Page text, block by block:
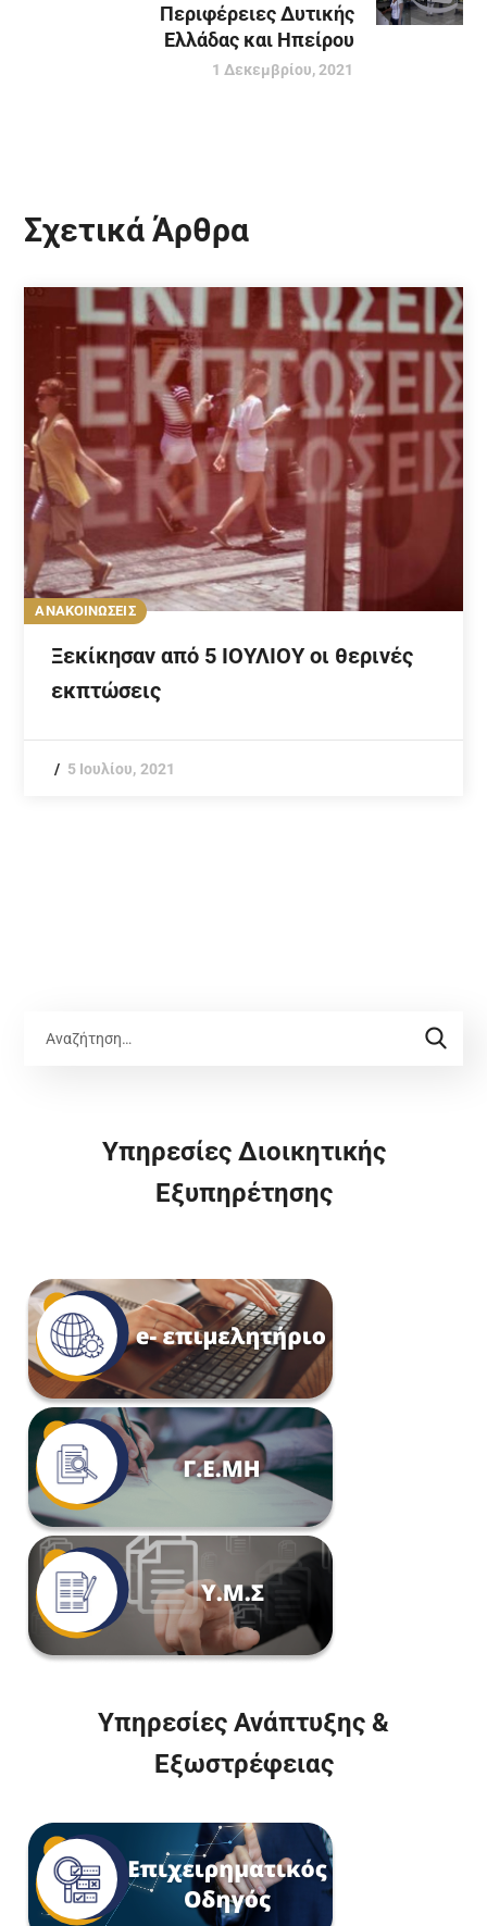
Περιφέρειες Δυτικής
Ελλάδας και Ηπείρου
1 Δεκεμβρίου, 2021
Σχετικά Άρθρα
ΑΝΑΚΟΙΝΩΣΕΙΣ
Ξεκίκησαν από 5 ΙΟΥΛΙΟΥ οι θερινές
εκπτώσεις
5 Ιουλίου, 2021
Υπηρεσίες Διοικητικής
Εξυπηρέτησης
Υπηρεσίες Ανάπτυξης &
Εξωστρέφειας